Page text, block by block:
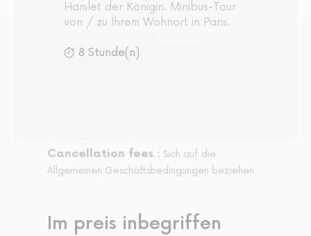
Hamlet der Königin. Minibus-Tour
von / zu Ihrem Wohnort in Paris.
8 Stunde(n)
Cancellation fees : Sich auf die
Allgemeinen Geschäftsbedingungen beziehen
Im preis inbegriffen